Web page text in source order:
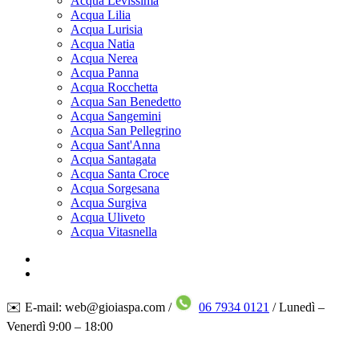
Acqua Lilia
Acqua Lurisia
Acqua Natia
Acqua Nerea
Acqua Panna
Acqua Rocchetta
Acqua San Benedetto
Acqua Sangemini
Acqua San Pellegrino
Acqua Sant'Anna
Acqua Santagata
Acqua Santa Croce
Acqua Sorgesana
Acqua Surgiva
Acqua Uliveto
Acqua Vitasnella
✉️ E-mail: web@gioiaspa.com / 06 7934 0121 / Lunedì –
Venerdì 9:00 – 18:00